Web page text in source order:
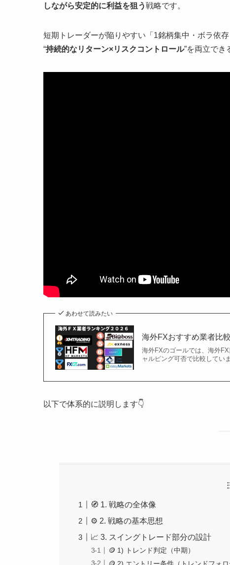
しながら安定的に利益を狙う戦略です。
短期トレーダーが陥りやすい「1銘柄集中・ボラ依
“持続的なリターン×リスクコントロール”を両立でき
あわせて読みたい
海外FXおすすめ業者比
海外FXのゴールでは、海外
ャルピング可否で比較してい
以下で体系的に説明します👇
🧭 1. 戦略の全体像
⚙️ 2. 戦略の基本思想
📈 3. スイングトレード部分の設計
🪙 1) トレンド判定（中期）
🪙 2) エントリー条件（トレンドフォロ